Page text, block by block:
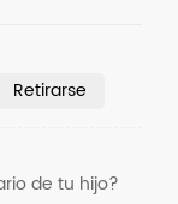
Retirarse
de tu hijo?